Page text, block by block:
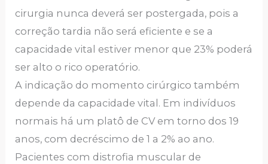
cirurgia nunca deverá ser postergada, pois a
correção tardia não será eficiente e se a
capacidade vital estiver menor que 23% poderá
ser alto o rico operatório.
A indicação do momento cirúrgico também
depende da capacidade vital. Em indivíduos
normais há um platô de CV em torno dos 19
anos, com decréscimo de 1 a 2% ao ano.
Pacientes com distrofia muscular de